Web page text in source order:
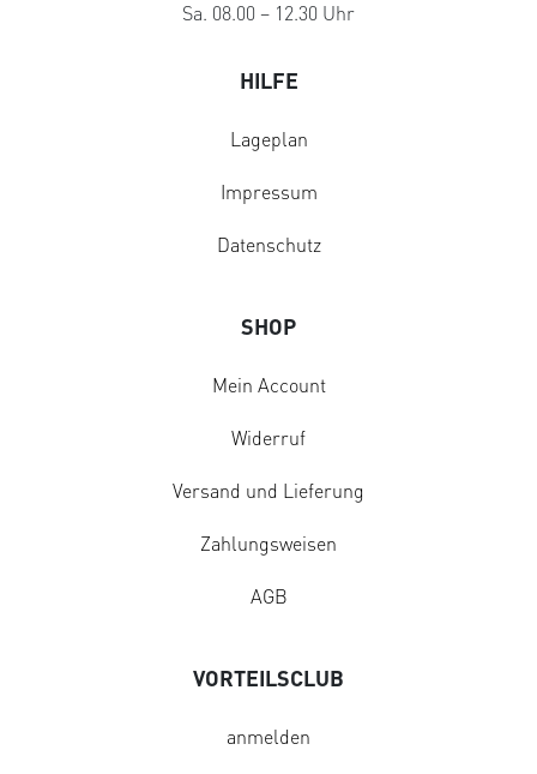
Sa. 08.00 – 12.30 Uhr
HILFE
Lageplan
Impressum
Datenschutz
SHOP
Mein Account
Widerruf
Versand und Lieferung
Zahlungsweisen
AGB
VORTEILSCLUB
anmelden